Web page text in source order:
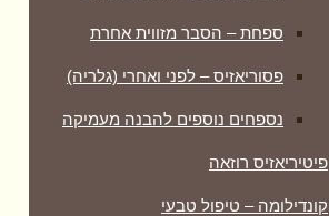
ספחת – הסבר מזווית אחרת
פסוריאזיס – לפני ואחרי (גלריה)
נספחים נוספים להבנה מעמיקה
פיטיריאזיס רוזאה
קונדילומה – טיפול טבעי